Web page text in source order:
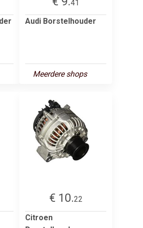
41
Audi Borstelhouder
Meerdere shops
€ 10.22
Citroen